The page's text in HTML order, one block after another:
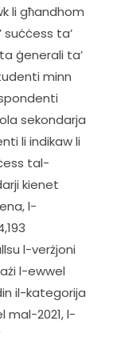
li għandhom
ta’
ġenerali ta’
minn
sekondarja
li indikaw li
tal-
kienet
l-
l-verżjoni
l-ewwel
il-kategorija
mal-2021, l-